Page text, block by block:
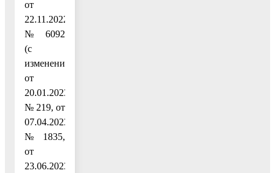
от
22.11.2022
№ 6092
(с
изменениями
от
20.01.2023
№ 219, от
07.04.2023
№ 1835,
от
23.06.2023